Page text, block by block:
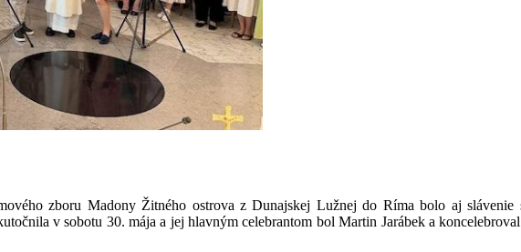
zboru Madony Žitného ostrova z Dunajskej Lužnej do Ríma bolo aj slávenie
v sobotu 30. mája a jej hlavným celebrantom bol Martin Jarábek a